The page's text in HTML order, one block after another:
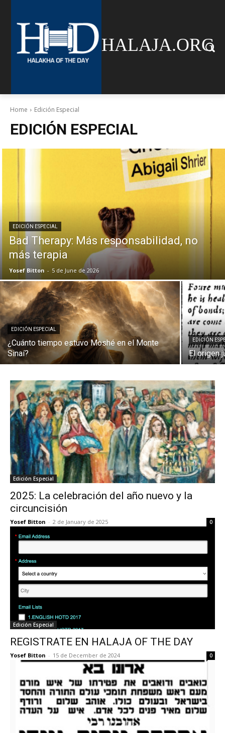
HALAJA.ORG
Home Edición Especial
EDICIÓN ESPECIAL
EDICIÓN ESPECIAL
Bad Therapy: Más responsabilidad, no
más terapia
Yosef Bitton - 5 de June de 2026
EDICIÓN ESPECIAL
¿Cuánto tiempo estuvo Moshé en el Monte
Sinaí?
EDICIÓN
El origen
Edición Especial
2025: La celebración del año nuevo y la
circuncisión
Yosef Bitton - 2 de January de 2025 0
Edición Especial
REGISTRATE EN HALAJA OF THE DAY
Yosef Bitton - 15 de December de 2024 0